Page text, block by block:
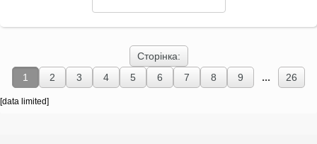
Сторінка:
1
2 3 4 5 6 7 8 9 ... 26
[data limited]